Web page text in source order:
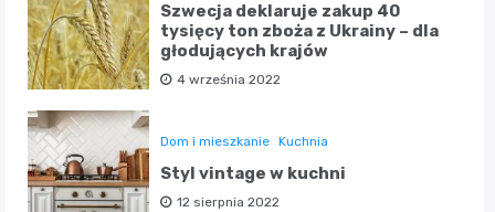
Szwecja deklaruje zakup 40
tysięcy ton zboża z Ukrainy – dla
głodujących krajów
4 września 2022
Dom i mieszkanie Kuchnia
Styl vintage w kuchni
12 sierpnia 2022